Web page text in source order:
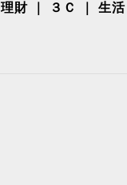
理財 ３Ｃ 生活